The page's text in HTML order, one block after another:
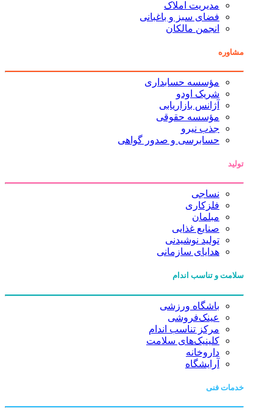
مدیریت املاک
فضای سبز و باغبانی
انجمن مالکان
مشاوره
مؤسسه حسابداری
شریک اودو
آژانس بازاریابی
مؤسسه حقوقی
جذب نیرو
حسابرسی و صدور گواهی
تولید
نساجی
فلزکاری
مبلمان
صنایع غذایی
تولید نوشیدنی
هدایای سازمانی
سلامت و تناسب اندام
باشگاه ورزشی
عینک‌فروشی
مرکز تناسب اندام
کلینیک‌های سلامت
داروخانه
آرایشگاه
خدمات فنی